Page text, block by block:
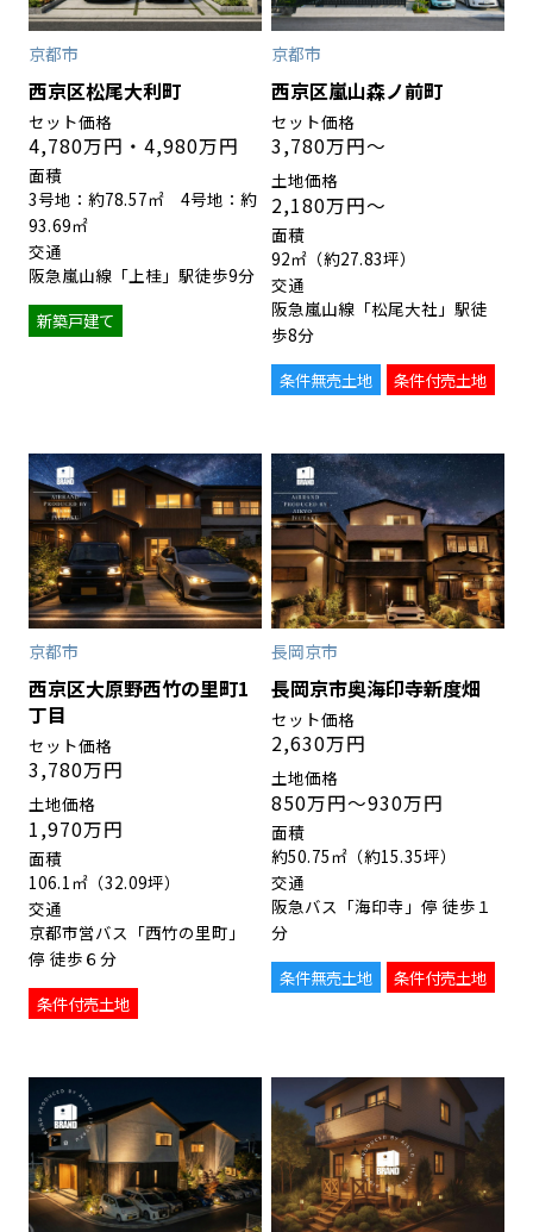
京都市
西京区松尾大利町
4,780万円・4,980万円
3号地：約78.57㎡ 4号地：約
93.69㎡
阪急嵐山線「上桂」駅徒歩9分
新築戸建て
京都市
西京区嵐山森ノ前町
3,780万円～
2,180万円～
92㎡（約27.83坪）
阪急嵐山線「松尾大社」駅徒
歩8分
条件無売土地
条件付売土地
京都市
西京区大原野西竹の里町1
丁目
3,780万円
1,970万円
106.1㎡（32.09坪）
京都市営バス「西竹の里町」
停 徒歩６分
条件付売土地
長岡京市
長岡京市奥海印寺新度畑
2,630万円
850万円〜930万円
約50.75㎡（約15.35坪）
阪急バス「海印寺」停 徒歩１
分
条件無売土地
条件付売土地